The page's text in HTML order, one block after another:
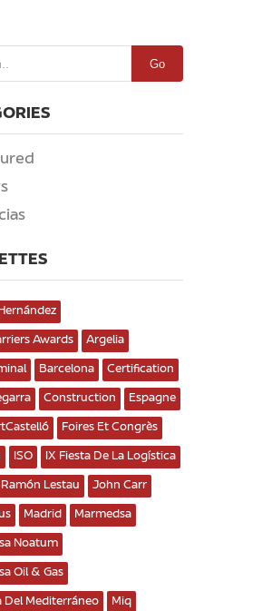
Go
Awards
Argelia
Barcelona
Certification
Construction
Espagne
Foires Et Congrès
ISO
IX Fiesta De La Logística
Lestau
John Carr
Madrid
Marmedsa
Noatum
Oil & Gas
Del Mediterráneo
Miq